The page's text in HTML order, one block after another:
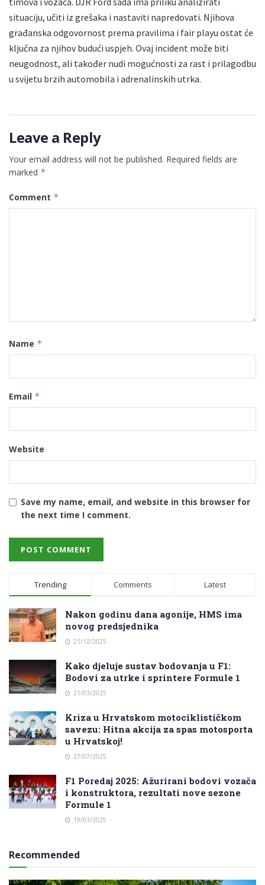
situaciju, učiti iz grešaka i nastaviti napredovati. Njihova
građanska odgovornost prema pravilima i fair playu ostat će
ključna za njihov budući uspjeh. Ovaj incident može biti
neugodnost, ali također nudi mogućnosti za rast i prilagodbu
u svijetu brzih automobila i adrenalinskih utrka.
Leave a Reply
Your email address will not be published. Required fields are
marked *
Comment *
Name *
Email *
Website
Save my name, email, and website in this browser for
the next time I comment.
Trending Comments Latest
Nakon godinu dana agonije, HMS ima
novog predsjednika
21/12/2025
Kako djeluje sustav bodovanja u F1:
Bodovi za utrke i sprintere Formule 1
21/03/2025
Kriza u Hrvatskom motociklističkom
savezu: Hitna akcija za spas motosporta
u Hrvatskoj!
27/07/2025
F1 Poredaj 2025: Ažurirani bodovi vozača
i konstruktora, rezultati nove sezone
Formule 1
19/03/2025
Recommended